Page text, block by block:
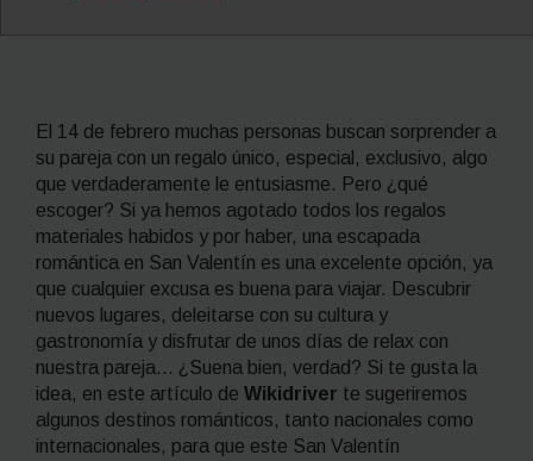
El 14 de febrero muchas personas buscan sorprender a
su pareja con un regalo único, especial, exclusivo, algo
que verdaderamente le entusiasme. Pero ¿qué
escoger? Si ya hemos agotado todos los regalos
materiales habidos y por haber, una escapada
romántica en San Valentín es una excelente opción, ya
que cualquier excusa es buena para viajar. Descubrir
nuevos lugares, deleitarse con su cultura y
gastronomía y disfrutar de unos días de relax con
nuestra pareja… ¿Suena bien, verdad? Si te gusta la
idea, en este artículo de Wikidriver te sugeriremos
algunos destinos románticos, tanto nacionales como
internacionales, para que este San Valentín